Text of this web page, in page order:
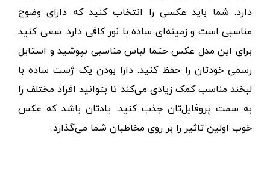
دارد. شما باید عکسی را انتخاب کنید که دارای وضوح
مناسبی است و زمینه‌ای ساده با نور کافی دارد. سعی کنید
برای این مدل عکس حتما لباس مناسبی بپوشید و استایل
رسمی خودتان را حفظ کنید. دارا بودن یک ژست ساده با
لبخند مناسب کمک زیادی می‌کند تا بتوانید افراد مختلف را
به سمت پروفایل‌تان جذب کنید. یادتان باشد که عکس
خوب اولین تاثیر را بر روی مخاطبان شما می‌گذارد.